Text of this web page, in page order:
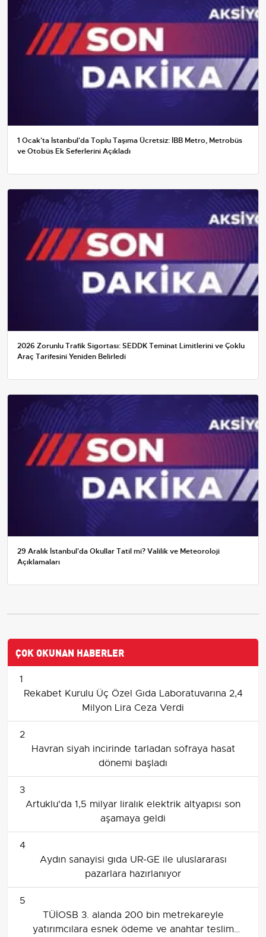
1 Ocak'ta İstanbul'da Toplu Taşıma Ücretsiz: İBB Metro, Metrobüs
ve Otobüs Ek Seferlerini Açıkladı
2026 Zorunlu Trafik Sigortası: SEDDK Teminat Limitlerini ve Çoklu
Araç Tarifesini Yeniden Belirledi
29 Aralık İstanbul'da Okullar Tatil mi? Valilik ve Meteoroloji
Açıklamaları
ÇOK OKUNAN HABERLER
1
Rekabet Kurulu Üç Özel Gıda Laboratuvarına 2,4
Milyon Lira Ceza Verdi
2
Havran siyah incirinde tarladan sofraya hasat
dönemi başladı
3
Artuklu'da 1,5 milyar liralık elektrik altyapısı son
aşamaya geldi
4
Aydın sanayisi gıda UR‑GE ile uluslararası
pazarlara hazırlanıyor
5
TÜİOSB 3. alanda 200 bin metrekareyle
yatırımcılara esnek ödeme ve anahtar teslim